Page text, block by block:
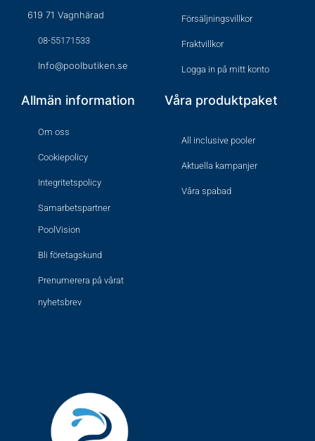
619 71 Vagnhärad
08-55171533
Info@poolbutiken.se
Försäljningsvillkor
Fraktvillkor
Logga in på mitt konto
Allmän information
Om oss
Cookiepolicy
Integritetspolicy
Samarbetspartner
PoolVision
Bli företagskund
Prenumerera på vårat
nyhetsbrev
Våra produktpaket
All inclusive pooler
Aktuella kampanjer
Våra spabad